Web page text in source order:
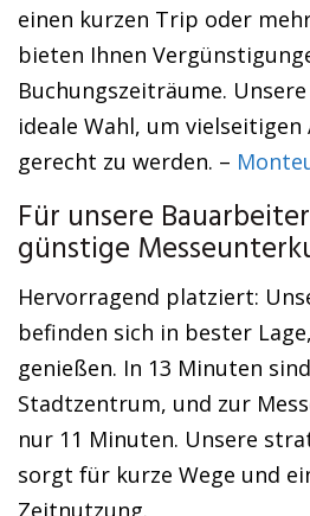
einen kurzen Trip oder
bieten Ihnen
Buchungszeiträume.
ideale Wahl, um vielseitigen
gerecht zu werden. –
Für unsere
günstige
Hervorragend platziert:
befinden sich in bester
genießen. In 13 Minuten
Stadtzentrum, und zur
nur 11 Minuten. Unsere
sorgt für kurze Wege und
Zeitnutzung.